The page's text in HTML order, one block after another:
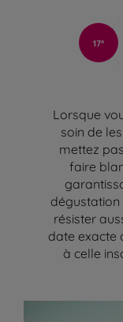
17°
Lorsque
soin de
mettez
faire
dégustation
résister
date exacte
à celle